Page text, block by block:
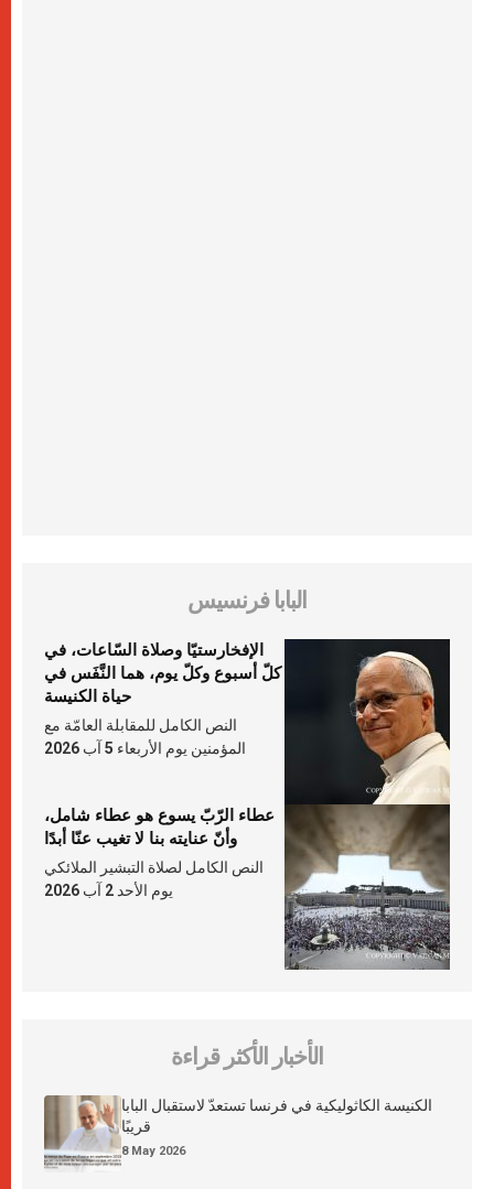
البابا فرنسيس
الإفخارستيّا وصلاة السّاعات، في
كلّ أسبوع وكلّ يوم، هما النَّفَس في
حياة الكنيسة
النص الكامل للمقابلة العامّة مع
المؤمنين يوم الأربعاء 5 آب 2026
عطاء الرّبّ يسوع هو عطاء شامل،
وأنّ عنايته بنا لا تغيب عنّا أبدًا
النص الكامل لصلاة التبشير الملائكي
يوم الأحد 2 آب 2026
الأخبار الأكثر قراءة
الكنيسة الكاثوليكية في فرنسا تستعدّ لاستقبال البابا
قريبًا
8 May 2026